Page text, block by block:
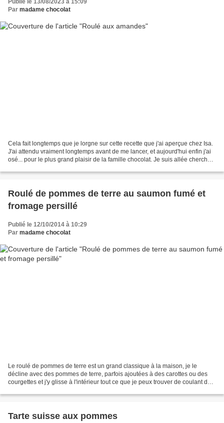
Publié le 13/08/2023 à 15:09
Par madame chocolat
Cela fait longtemps que je lorgne sur cette recette que j'ai aperçue chez Isa.
J'ai attendu vraiment longtemps avant de me lancer, et aujourd'hui enfin j'ai
osé... pour le plus grand plaisir de la famille chocolat. Je suis allée chercher
Roulé de pommes de terre au saumon fumé et
fromage persillé
Publié le 12/10/2014 à 10:29
Par madame chocolat
Le roulé de pommes de terre est un grand classique à la maison, je le
décline avec des pommes de terre, parfois ajoutées à des carottes ou des
courgettes et j'y glisse à l'intérieur tout ce que je peux trouver de coulant de
Tarte suisse aux pommes